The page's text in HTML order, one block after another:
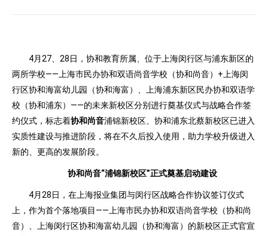
4月27、28日，协和教育所属、位于上海闵行区与浦东新区的
两所学校——上海市民办协和双语尚音学校（协和尚音）+上海闵
行区协和海富幼儿园（协和海富）、上海浦东新区民办协和双语学
校（协和浦东）——的未来新校区分别进行奠基仪式与战略合作签
约仪式，标志着协和尚音浦锦新校区、协和浦东北蔡新校区已进入
实质性建设与推进阶段，将在不久后投入使用，助力学校升级进入
新的、更高的发展阶段。
协和尚音“浦锦新校区”正式奠基启动建设
4月28日，在上海报业集团与闵行区战略合作协议签订仪式
上，作为首个落地项目——上海市民办协和双语尚音学校（协和尚
音）、上海闵行区协和海富幼儿园（协和海富）的新校区正式官宣